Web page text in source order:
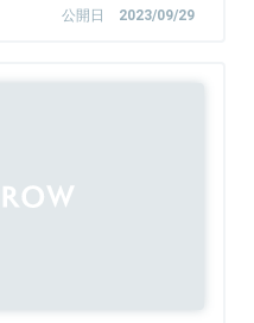
公開日 2023/09/29